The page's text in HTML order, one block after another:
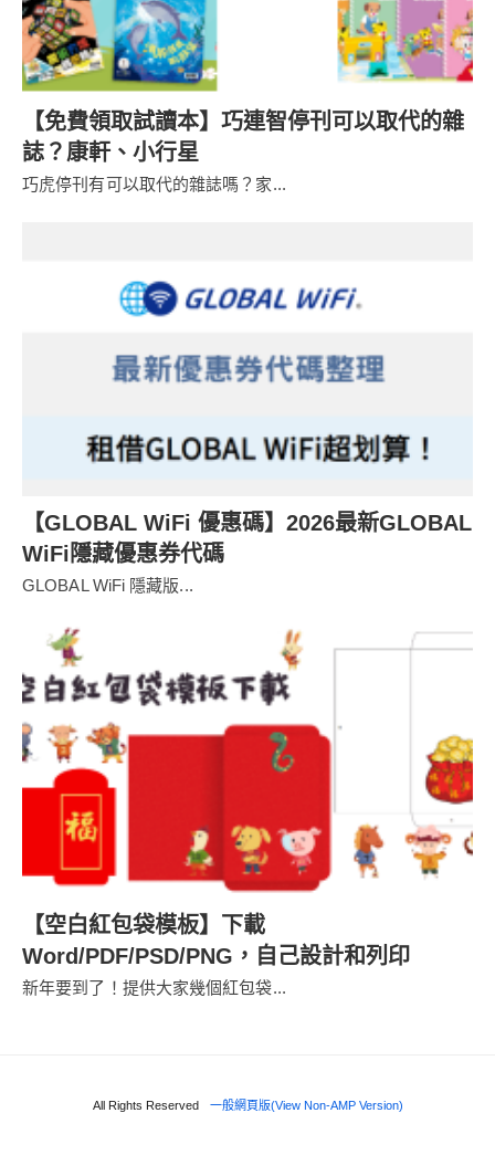
【免費領取試讀本】巧連智停刊可以取代的雜
誌？康軒、小行星
巧虎停刊有可以取代的雜誌嗎？家...
【GLOBAL WiFi 優惠碼】2026最新GLOBAL
WiFi隱藏優惠券代碼
GLOBAL WiFi 隱藏版...
【空白紅包袋模板】下載
Word/PDF/PSD/PNG，自己設計和列印
新年要到了！提供大家幾個紅包袋...
All Rights Reserved 一般網頁版(View Non-AMP Version)